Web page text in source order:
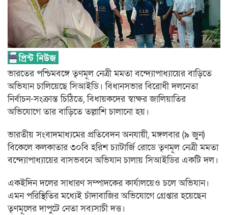
ভারতের পশ্চিমবঙ্গে তৃণমূল নেত্রী মমতা বন্দ্যোপাধ্যায়ের বাড়িতে
অভিযান চালিয়েছে সিআইডি। বিধানসভার বিরোধী দলনেতা
নির্বাচন-সংক্রান্ত চিঠিতে, বিধায়কদের স্বাক্ষর জালিয়াতির
অভিযোগে তার বাড়িতে তল্লাশি চালানো হয়।
ভারতীয় সংবাদমাধ্যমের প্রতিবেদন অনযায়ী, মঙ্গলবার (৯ জুন)
বিকেলে কলকাতার ৩০বি হরিশ চ্যাটার্জি রোডে তৃণমূল নেত্রী মমতা
বন্দ্যোপাধ্যায়ের বাসভবনে অভিযান চালায় সিআইডির একটি দল।
একইদিন দলের সাধারণ সম্পাদকের কার্যালয়েও চলে অভিযান।
এমন পরিস্থিতির মধ্যেই চাঁদাবাজির অভিযোগে গ্রেপ্তার হয়েছেন
তৃণমূলের দাপুটে নেতা সব্যসাচী দত্ত।